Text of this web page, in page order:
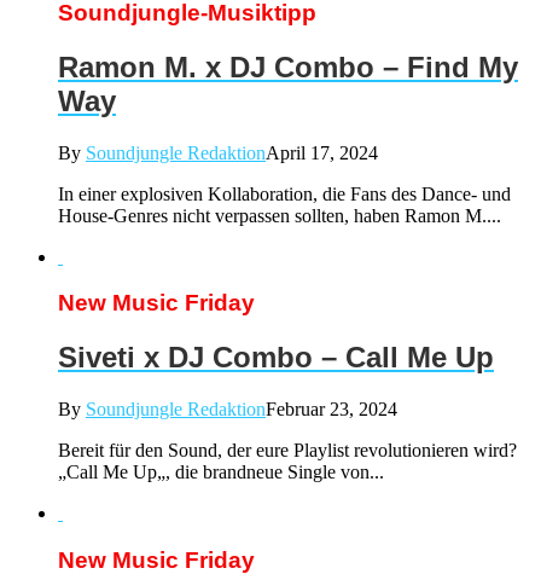
Soundjungle-Musiktipp
Ramon M. x DJ Combo – Find My
Way
By Soundjungle RedaktionApril 17, 2024
In einer explosiven Kollaboration, die Fans des Dance- und
House-Genres nicht verpassen sollten, haben Ramon M....
New Music Friday
Siveti x DJ Combo – Call Me Up
By Soundjungle RedaktionFebruar 23, 2024
Bereit für den Sound, der eure Playlist revolutionieren wird?
„Call Me Up„, die brandneue Single von...
New Music Friday